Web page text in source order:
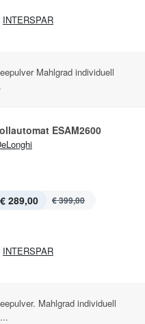
INTERSPAR
Mahlgrad individuell
ESAM2600
€ 289,00 € 399,00
INTERSPAR
Mahlgrad individuell